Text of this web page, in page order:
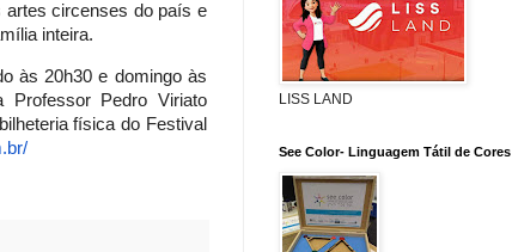
artes circenses do país e
inteira.
às 20h30 e domingo às
Professor Pedro Viriato
física do Festival
LISS LAND
See Color- Linguagem Tátil de Cores